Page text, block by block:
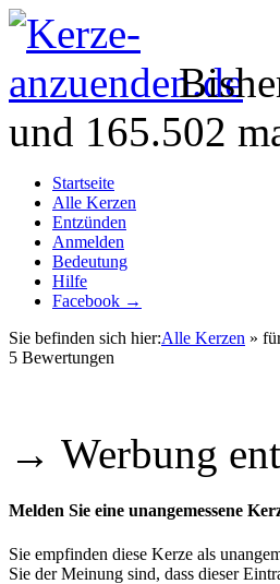
und 165.502
Startseite
Alle Kerzen
Entzünden
Anmelden
Bedeutung
Hilfe
Facebook →
Sie befinden sich hier:Alle Kerzen »
5 Bewertungen
→ Werbung
Melden Sie eine unangemessene
Sie empfinden diese Kerze als
Sie der Meinung sind, dass dieser